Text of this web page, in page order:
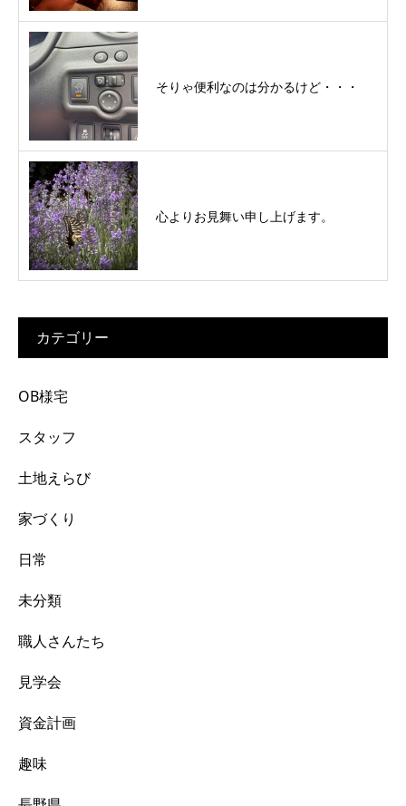
そりゃ便利なのは分かるけど・・・
心よりお見舞い申し上げます。
カテゴリー
OB様宅
スタッフ
土地えらび
家づくり
日常
未分類
職人さんたち
見学会
資金計画
趣味